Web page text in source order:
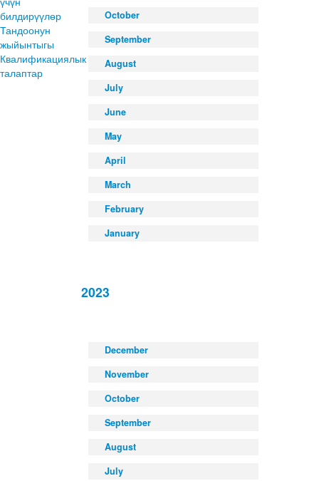
билдирүүлөр
Тандоонун
жыйынтыгы
Квалификациялык
талаптар
October
September
August
July
June
May
April
March
February
January
2023
December
November
October
September
August
July